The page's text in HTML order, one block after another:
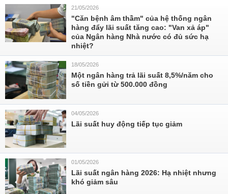
21/05/2026
"Căn bệnh âm thầm" của hệ thống ngân
hàng đẩy lãi suất tăng cao: "Van xả áp"
của Ngân hàng Nhà nước có đủ sức hạ
nhiệt?
18/05/2026
Một ngân hàng trả lãi suất 8,5%/năm cho
số tiền gửi từ 500.000 đồng
04/05/2026
Lãi suất huy động tiếp tục giảm
01/05/2026
Lãi suất ngân hàng 2026: Hạ nhiệt nhưng
khó giảm sâu